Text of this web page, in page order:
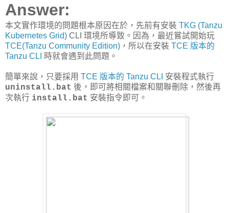
Answer:
本文實作環境的問題根本原因在於，先前有安裝 TKG (Tanzu
Kubernetes Grid) CLI 環境所導致。因為，最近嘗試開始玩
TCE(Tanzu Community Edition) ，所以在安裝 TCE 版本的
Tanzu CLI
時就會遇到此問題。
簡單來說，只要採用 TCE 版本的 Tanzu CLI 安裝程式執行
uninstall.bat 後，即可將相關檔案和關聯刪除，然後再
次執行 install.bat 安裝指令即可。